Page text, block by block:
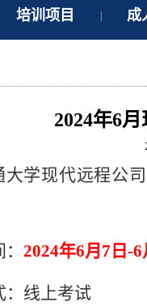
培训项目 成
2024年6
大学现代远程公
2024年6月7日-6
：线上考试